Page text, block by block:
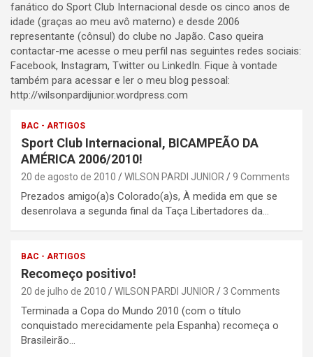
fanático do Sport Club Internacional desde os cinco anos de
idade (graças ao meu avô materno) e desde 2006
representante (cônsul) do clube no Japão. Caso queira
contactar-me acesse o meu perfil nas seguintes redes sociais:
Facebook, Instagram, Twitter ou LinkedIn. Fique à vontade
também para acessar e ler o meu blog pessoal:
http://wilsonpardijunior.wordpress.com
BAC - ARTIGOS
Sport Club Internacional, BICAMPEÃO DA
AMÉRICA 2006/2010!
20 de agosto de 2010 WILSON PARDI JUNIOR 9 Comments
Prezados amigo(a)s Colorado(a)s, À medida em que se
desenrolava a segunda final da Taça Libertadores da…
BAC - ARTIGOS
Recomeço positivo!
20 de julho de 2010 WILSON PARDI JUNIOR 3 Comments
Terminada a Copa do Mundo 2010 (com o título
conquistado merecidamente pela Espanha) recomeça o
Brasileirão…